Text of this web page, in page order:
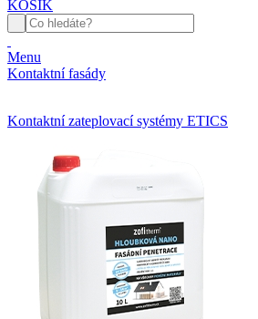
KOŠÍK
Menu
Kontaktní fasády
Kontaktní zateplovací systémy ETICS